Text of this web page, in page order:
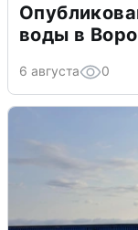
воды в
6 августа 0